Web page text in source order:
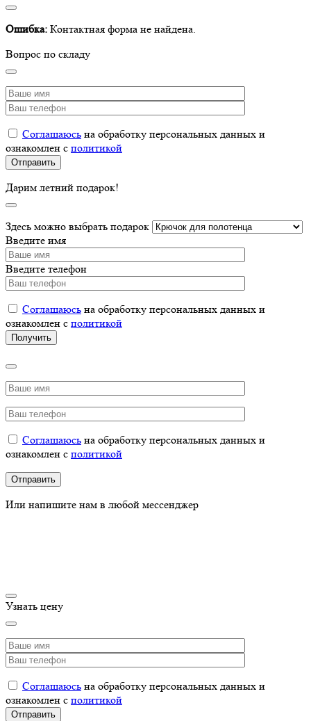
Ошибка: Контактная форма не найдена.
Вопрос по складу
Соглашаюсь на обработку персональных данных и
ознакомлен с политикой
Дарим летний подарок!
Здесь можно выбрать подарок
Введите имя
Введите телефон
Соглашаюсь на обработку персональных данных и
ознакомлен с политикой
Соглашаюсь на обработку персональных данных и
ознакомлен с политикой
Или напишите нам в любой мессенджер
Узнать цену
Соглашаюсь на обработку персональных данных и
ознакомлен с политикой